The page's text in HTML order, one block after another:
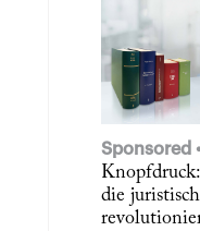
Sponsored
die